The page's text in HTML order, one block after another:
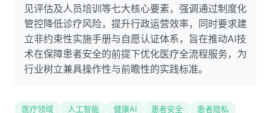
见评估及人员培训等七大核心要素，强调通过制度化
管控降低诊疗风险，提升行政运营效率，同时要求建
立非约束性实施手册与自愿认证体系，旨在推动AI技
术在保障患者安全的前提下优化医疗全流程服务，为
行业树立兼具操作性与前瞻性的实践标准。
医疗领域 人工智能 健康AI 患者安全
患者隐私